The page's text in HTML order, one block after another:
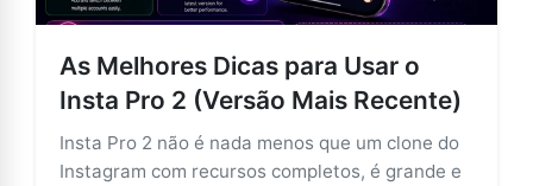
As Melhores Dicas para Usar o
Insta Pro 2 (Versão Mais Recente)
Insta Pro 2 não é nada menos que um clone do
Instagram com recursos completos, é grande e